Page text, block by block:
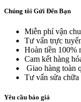
Chúng tôi Gửi Đến Bạn
Miễn phí vận
Tư vấn trực
Hoàn tiền 100%
Cam kết hàng
Giao hàng toàn
Tư vấn sửa chữa
Yêu cầu báo giá